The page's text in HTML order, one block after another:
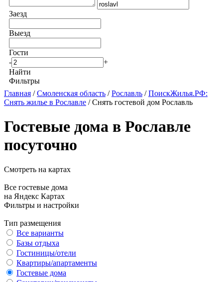
Заезд
Выезд
Гости
-
+
Найти
Фильтры
Главная /Смоленская область /Рославль /ПоискЖилья.РФ:
Снять жилье в Рославле / Снять гостевой дом Рославль
Гостевые дома в Рославле
посуточно
Смотреть на картах
Все гостевые дома
на Яндекс Картах
Фильтры и настройки
Тип размещения
Все варианты
Базы отдыха
Гостиницы/отели
Квартиры/апартаменты
Гостевые дома